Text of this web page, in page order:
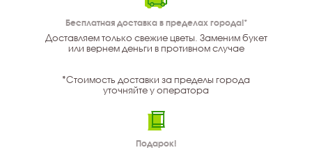
Бесплатная доставка в пределах города!*
Доставляем только свежие цветы. Заменим букет
или вернем деньги в противном случае
*Стоимость доставки за пределы города
уточняйте у оператора
Подарок!